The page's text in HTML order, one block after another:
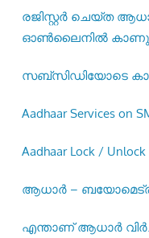
രജിസ്റ്റര്‍ ചെയ്ത
ഓണ്‍ലൈനില്‍
സബ്സിഡിയോടെ
Aadhaar Services on
Aadhaar Lock / Unlock
ആധാർ –
എന്താണ് ആധാർ